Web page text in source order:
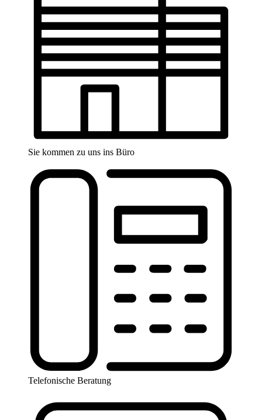
Sie kommen zu uns ins Büro
Telefonische Beratung